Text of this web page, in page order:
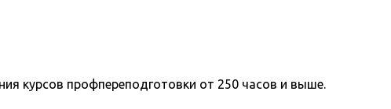
курсов профпереподготовки от 250 часов и выше.